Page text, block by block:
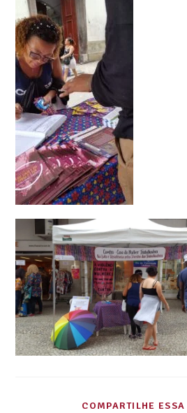
COMPARTILHE